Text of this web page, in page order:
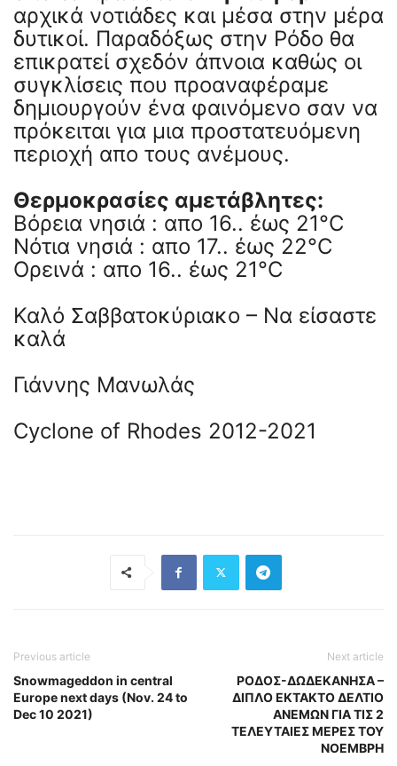
αρχικά νοτιάδες και μέσα στην μέρα
δυτικοί. Παραδόξως στην Ρόδο θα
επικρατεί σχεδόν άπνοια καθώς οι
συγκλίσεις που προαναφέραμε
δημιουργούν ένα φαινόμενο σαν να
πρόκειται για μια προστατευόμενη
περιοχή απο τους ανέμους.
Θερμοκρασίες αμετάβλητες:
Βόρεια νησιά : απο 16.. έως 21°C
Νότια νησιά : απο 17.. έως 22°C
Ορεινά : απο 16.. έως 21°C
Καλό Σαββατοκύριακο – Να είσαστε
καλά
Γιάννης Μανωλάς
Cyclone of Rhodes 2012-2021
Previous article
Snowmageddon in central
Europe next days (Nov. 24 to
Dec 10 2021)
Next article
ΡΟΔΟΣ-ΔΩΔΕΚΑΝΗΣΑ –
ΔΙΠΛΟ ΕΚΤΑΚΤΟ ΔΕΛΤΙΟ
ΑΝΕΜΩΝ ΓΙΑ ΤΙΣ 2
ΤΕΛΕΥΤΑΙΕΣ ΜΕΡΕΣ ΤΟΥ
ΝΟΕΜΒΡΗ